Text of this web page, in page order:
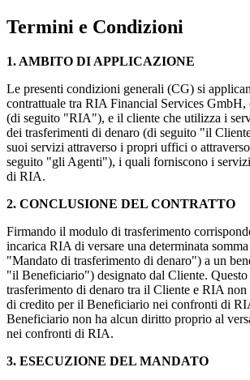
Termini e Condizioni
1. AMBITO DI APPLICAZIONE
Le presenti condizioni generali (CG) si
contrattuale tra RIA Financial Services GmbH,
(di seguito "RIA"), e il cliente che utilizza i
dei trasferimenti di denaro (di seguito "il
suoi servizi attraverso i propri uffici o
seguito "gli Agenti"), i quali forniscono i
di RIA.
2. CONCLUSIONE DEL CONTRATTO
Firmando il modulo di trasferimento
incarica RIA di versare una determinata
"Mandato di trasferimento di denaro") a un
"il Beneficiario") designato dal Cliente.
trasferimento di denaro tra il Cliente e RIA
di credito per il Beneficiario nei confronti di
Beneficiario non ha alcun diritto proprio al
nei confronti di RIA.
3. ESECUZIONE DEL MANDATO